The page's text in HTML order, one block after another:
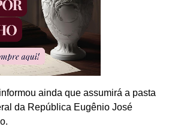
ainda que assumirá a pasta
da República Eugênio José